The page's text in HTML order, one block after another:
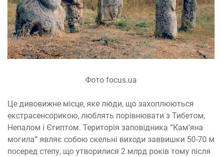
Фото focus.ua
Це дивовижне місце, яке люди, що захоплюються
екстрасенсорикою, люблять порівнювати з Тибетом,
Непалом і Єгиптом. Територія заповідника “Кам’яна
могила” являє собою скельні виходи заввишки 50-70 м
посеред степу, що утворилися 2 млрд років тому після